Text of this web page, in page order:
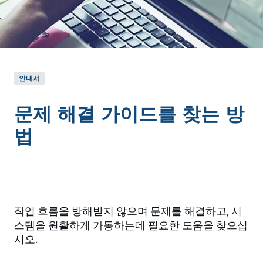
안내서
문제 해결 가이드를 찾는 방
법
작업 흐름을 방해받지 않으며 문제를 해결하고, 시
스템을 원활하게 가동하는데 필요한 도움을 찾으십
시오.